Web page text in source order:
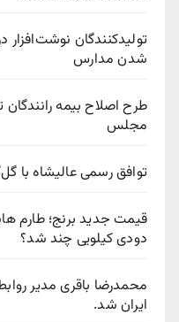
تولیدکنندگان
شدن مدارس
طرح اصلاح بیمه رانندگان
مجلس
توافق رسمی عالیشاه با
قیمت جدید برنج؛ طارم
دودی کیلویی چند شد؟
ایران شد.